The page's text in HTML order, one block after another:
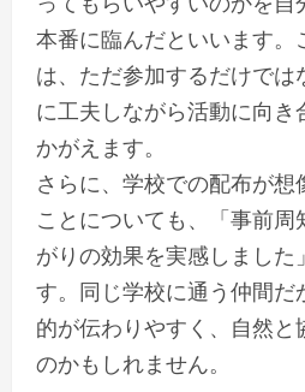
本番に臨んだといいます。
は、ただ参加するだけでは
に工夫しながら活動に向き
かがえます。
さらに、学校での配布が想
ことについても、「事前
がりの効果を実感しました
す。同じ学校に通う仲間だ
的が伝わりやすく、自然と
のかもしれません。